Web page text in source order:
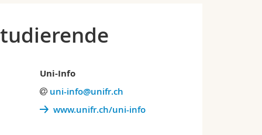
Uni-Info
uni-info@unifr.ch
www.unifr.ch/uni-info